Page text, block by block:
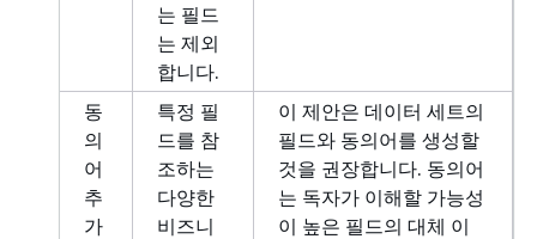
는 필드
는 제외
합니다.
동
의
어
추
가
특정 필
드를 참
조하는
다양한
비즈니
이 제안은 데이터 세트의
필드와 동의어를 생성할
것을 권장합니다. 동의어
는 독자가 이해할 가능성
이 높은 필드의 대체 이